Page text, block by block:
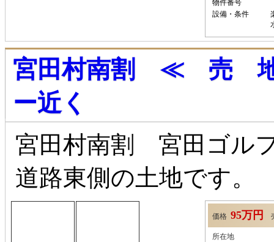
物件番号
設備・条件
宮田村南割 ≪ 売
ー近く
宮田村南割 宮田ゴル
道路東側の土地です。
価格 95万円
所在地